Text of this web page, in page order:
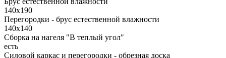
140х190
Перегородки - брус естественной влажности
140х140
Сборка на нагеля "В теплый угол"
есть
Силовой каркас и перегородки - обрезная доска